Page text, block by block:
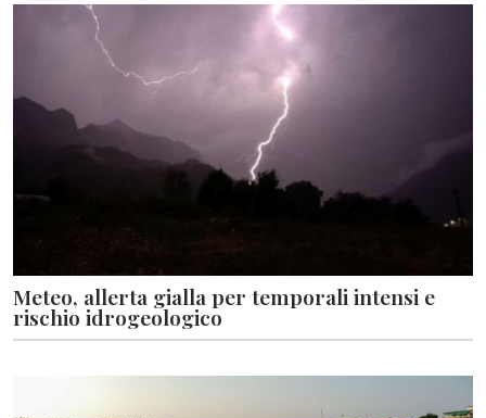
Meteo, allerta gialla per temporali intensi e
rischio idrogeologico